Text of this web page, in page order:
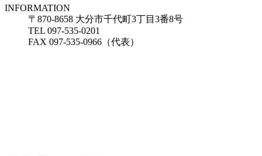
INFORMATION
〒870-8658 大分市千代町3丁目3番8号
TEL 097-535-0201
FAX 097-535-0966（代表）